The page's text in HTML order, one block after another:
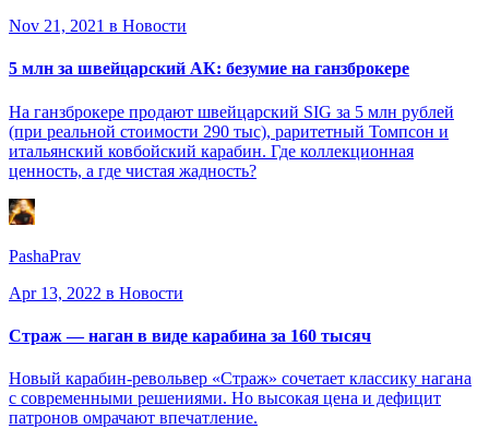
Nov 21, 2021 в Новости
5 млн за швейцарский АК: безумие на ганзброкере
На ганзброкере продают швейцарский SIG за 5 млн рублей
(при реальной стоимости 290 тыс), раритетный Томпсон и
итальянский ковбойский карабин. Где коллекционная
ценность, а где чистая жадность?
PashaPrav
Apr 13, 2022 в Новости
Страж — наган в виде карабина за 160 тысяч
Новый карабин-револьвер «Страж» сочетает классику нагана
с современными решениями. Но высокая цена и дефицит
патронов омрачают впечатление.